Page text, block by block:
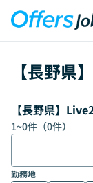
【長野県】
【長野県】
1~0件（0件）
勤務地